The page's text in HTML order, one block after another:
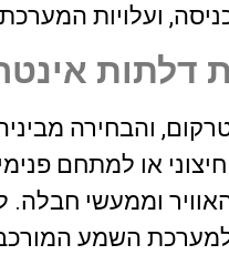
ועלויות
דלתות
והבחירה
או למתחם
וממעשי חבלה.
למערכת השמע
22 יוני 2026